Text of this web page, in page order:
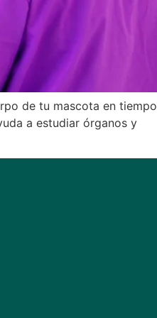
de tu mascota en tiempo
a estudiar órganos y